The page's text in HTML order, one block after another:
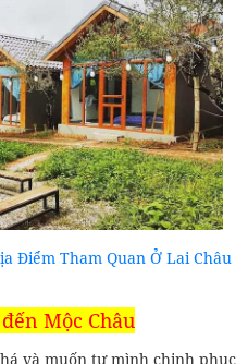
Điểm Tham Quan Ở Lai Châu
Mộc Châu
và muốn tự mình chinh phục